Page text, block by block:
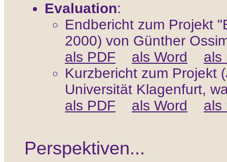
Evaluation:
Endbericht zum Projekt
2000) von Günther
als PDF
als Word
als
Kurzbericht zum Projekt
Universität Klagenfurt,
als PDF
als Word als
Perspektiven...